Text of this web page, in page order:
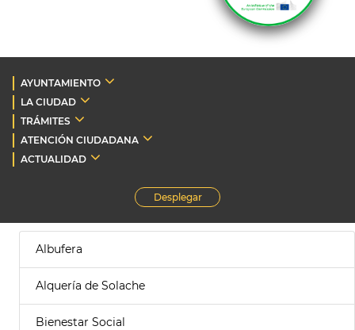
AYUNTAMIENTO
LA CIUDAD
TRÁMITES
ATENCIÓN CIUDADANA
ACTUALIDAD
Desplegar
Albufera
Alquería de Solache
Bienestar Social